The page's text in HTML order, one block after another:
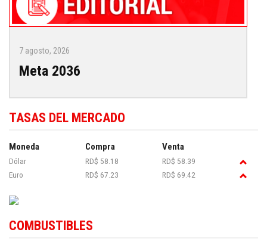
7 agosto, 2026
Meta 2036
TASAS DEL MERCADO
Moneda Compra Venta
Dólar RD$ 58.18
RD$ 58.39
Euro
RD$ 67.23 RD$ 69.42
COMBUSTIBLES